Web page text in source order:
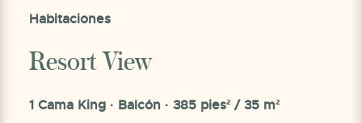
Habitaciones
Resort View
1 Cama King · Balcón · 385 pies² / 35 m²